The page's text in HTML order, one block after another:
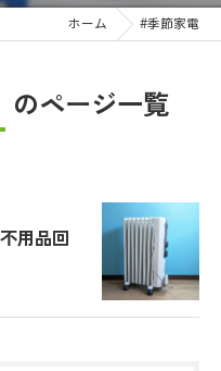
ホーム #季節家電
のページ一覧
用品回